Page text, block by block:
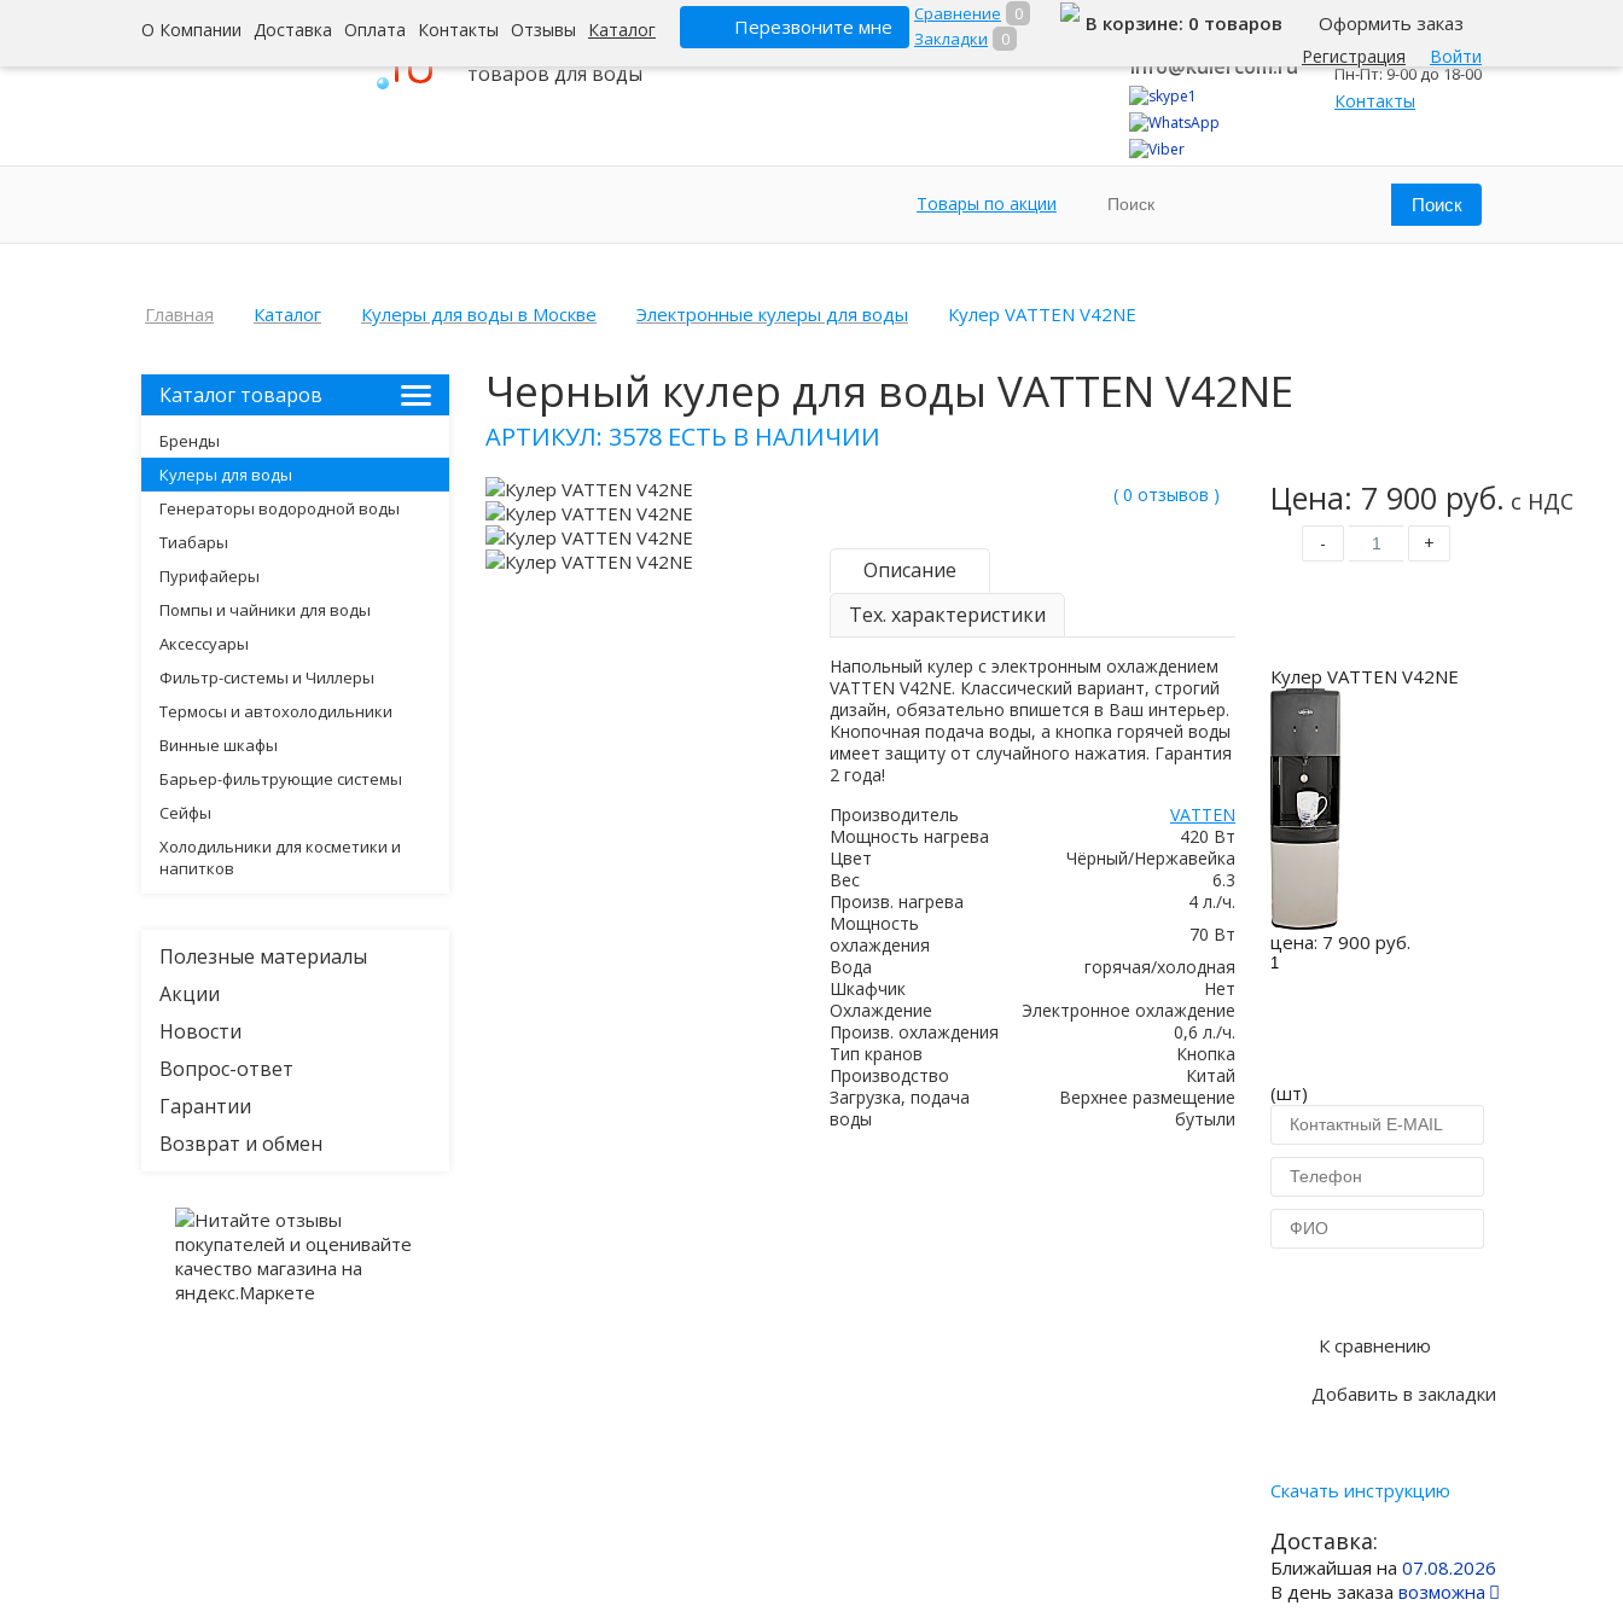
О Компании Доставка Оплата Контакты Отзывы Каталог Перезвоните мне
Сравнение
0
Закладки
0
Регистрация Войти
В корзине: 0 товаров Оформить заказ
Интернет-гипермаркет
товаров для воды
8 800 500-345-1
info@kulercom.ru
Челябинск
Пн-Пт: 9-00 до 18-00
Контакты
Товары по акции
Главная Каталог Кулеры для воды в Москве Электронные кулеры для воды Кулер VATTEN V42NE
Каталог товаров
Бренды
Кулеры для воды
Генераторы водородной воды
Тиабары
Пурифайеры
Помпы и чайники для воды
Аксессуары
Фильтр-системы и Чиллеры
Термосы и автохолодильники
Винные шкафы
Барьер-фильтрующие системы
Сейфы
Холодильники для косметики и
напитков
Полезные материалы
Акции
Новости
Вопрос-ответ
Гарантии
Возврат и обмен
Черный кулер для воды VATTEN V42NE
АРТИКУЛ: 3578 ЕСТЬ В НАЛИЧИИ
Цена: 7 900 руб. с НДС
- +
Кулер VATTEN V42NE
цена: 7 900 руб.
(шт)
К сравнению
Добавить в закладки
Скачать инструкцию
Доставка:
Ближайшая на 07.08.2026
В день заказа возможна
( 0 отзывов )
Описание
Тех. характеристики
Напольный кулер с электронным охлаждением
VATTEN V42NE. Классический вариант, строгий
дизайн, обязательно впишется в Ваш интерьер.
Кнопочная подача воды, а кнопка горячей воды
имеет защиту от случайного нажатия. Гарантия
2 года!
Производитель
VATTEN
Мощность нагрева
420 Вт
Цвет
Чёрный/Нержавейка
Вес
6.3
Произв. нагрева
4 л./ч.
Мощность
охлаждения
70 Вт
Вода
горячая/холодная
Шкафчик
Нет
Охлаждение
Электронное охлаждение
Произв. охлаждения
0,6 л./ч.
Тип кранов
Кнопка
Производство
Китай
Загрузка, подача
воды
Верхнее размещение
бутыли